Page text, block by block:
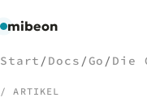
mibeon
Start / Docs /Go / Die
/ ARTIKEL